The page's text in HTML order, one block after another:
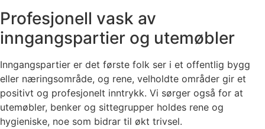
Profesjonell vask av
inngangspartier og utemøbler
Inngangspartier er det første folk ser i et offentlig bygg
eller næringsområde, og rene, velholdte områder gir et
positivt og profesjonelt inntrykk. Vi sørger også for at
utemøbler, benker og sittegrupper holdes rene og
hygieniske, noe som bidrar til økt trivsel.